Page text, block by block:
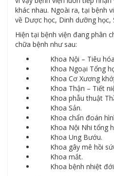
khác nhau. Ngoài ra, tại bệnh
về Dược học, Dinh dưỡng học,
Hiện tại bệnh viện đang phân
chữa bệnh như sau:
Khoa Nội – Tiêu
Khoa Ngoại Tổng
Khoa Cơ Xương
Khoa Thận – Tiết
Khoa phẫu thuật
Khoa Sản.
Khoa chẩn đoán
Khoa Nội Nhi tổng
Khoa Ung Bướu.
Khoa gây mê hồi
Khoa mắt.
Khoa bệnh nhiệt